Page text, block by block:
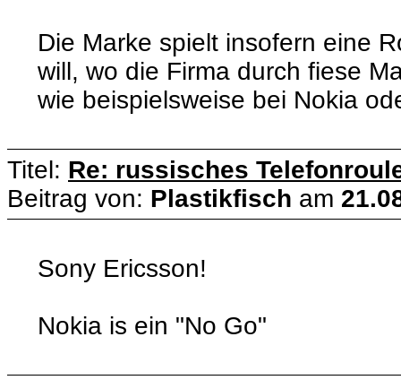
Die Marke spielt insofern eine
will, wo die Firma durch fiese
wie beispielsweise bei Nokia
Titel: Re: russisches
Beitrag von: Plastikfisch am
Sony Ericsson!
Nokia is ein "No Go"